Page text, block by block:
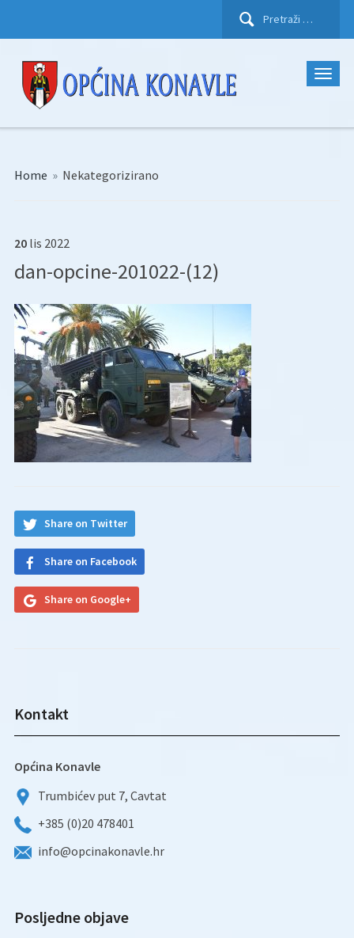
Pretraži:
Home » Nekategorizirano
20 lis 2022
dan-opcine-201022-(12)
Share on Twitter
Share on Facebook
Share on Google+
Kontakt
Općina Konavle
Trumbićev put 7, Cavtat
+385 (0)20 478401
info@opcinakonavle.hr
Posljedne objave